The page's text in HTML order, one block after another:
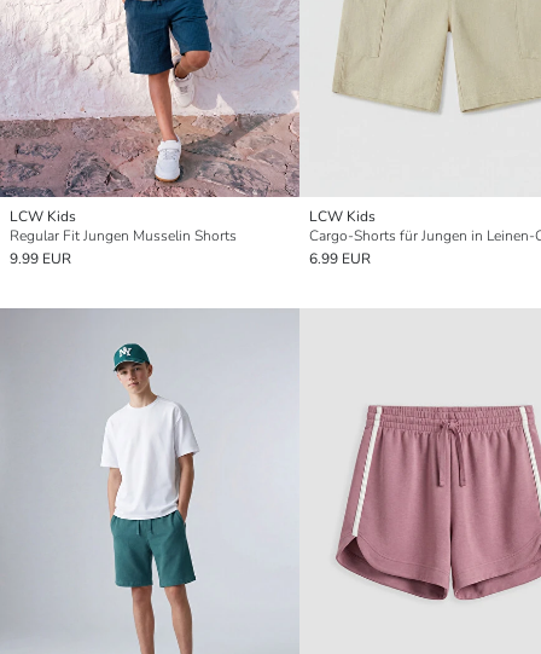
LCW Kids
Regular Fit Jungen Musselin Shorts
9.99 EUR
LCW Kids
Cargo-Shorts für Jungen in Leinen-
6.99 EUR